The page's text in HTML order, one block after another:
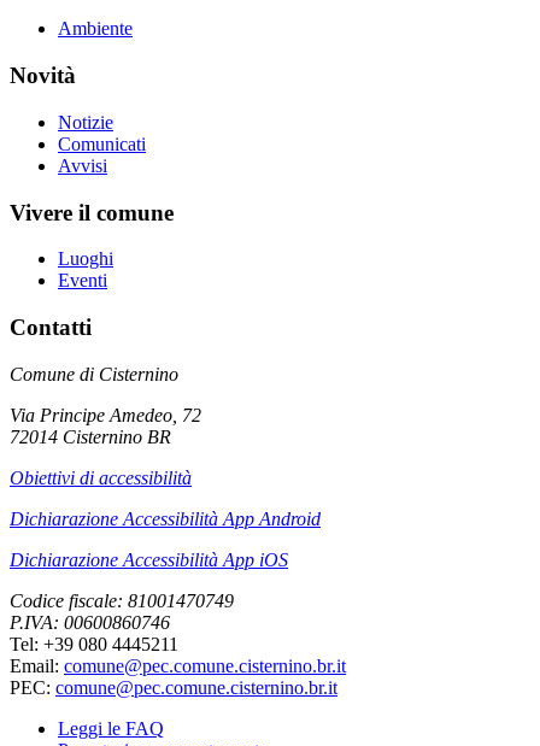
Ambiente
Novità
Notizie
Comunicati
Avvisi
Vivere il comune
Luoghi
Eventi
Contatti
Comune di Cisternino
Via Principe Amedeo, 72
72014 Cisternino BR
Obiettivi di accessibilità
Dichiarazione Accessibilità App Android
Dichiarazione Accessibilità App iOS
Codice fiscale: 81001470749
P.IVA: 00600860746
Tel: +39 080 4445211
Email: comune@pec.comune.cisternino.br.it
PEC: comune@pec.comune.cisternino.br.it
Leggi le FAQ